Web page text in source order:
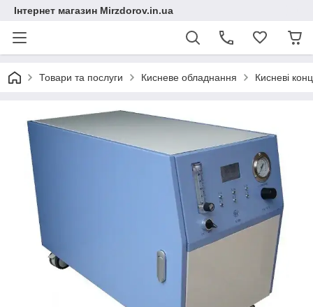
Інтернет магазин Mirzdorov.in.ua
Товари та послуги Кисневе обладнання Кисневі